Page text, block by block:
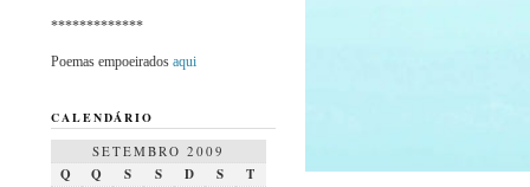
*************
Poemas empoeirados aqui
CALENDÁRIO
SETEMBRO 2009
Q Q S S D S
T